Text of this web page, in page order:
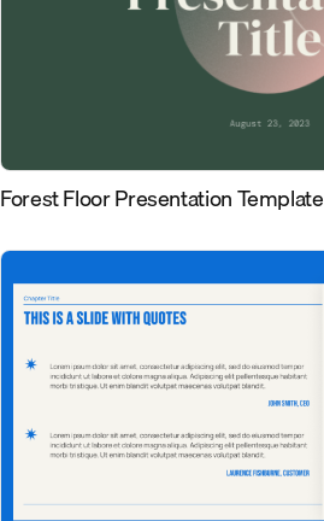
Forest Floor Presentation Template